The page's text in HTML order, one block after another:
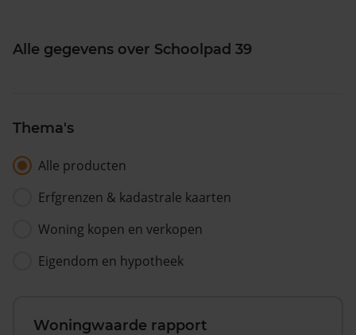
Alle gegevens over Schoolpad 39
Thema's
Alle producten
Erfgrenzen & kadastrale kaarten
Woning kopen en verkopen
Eigendom en hypotheek
Woningwaarde rapport